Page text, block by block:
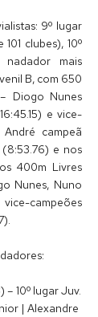
9º lugar
clubes), 10º
mais
B, com 650
Diogo Nunes
e vice-
campeã
e nos
400m Livres
Nunes, Nuno
campeões
– 10º lugar Juv.
| Alexandre